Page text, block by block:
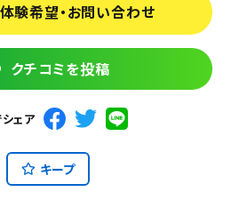
験希望・お問い合わせ
クチコミを投稿
ェア
キープ